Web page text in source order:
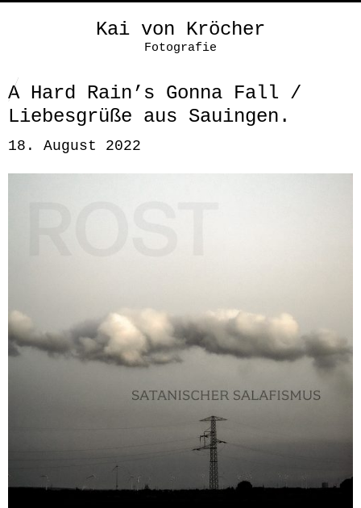
Kai von Kröcher
Fotografie
A Hard Rain’s Gonna Fall /
Liebesgrüße aus Sauingen.
18. August 2022